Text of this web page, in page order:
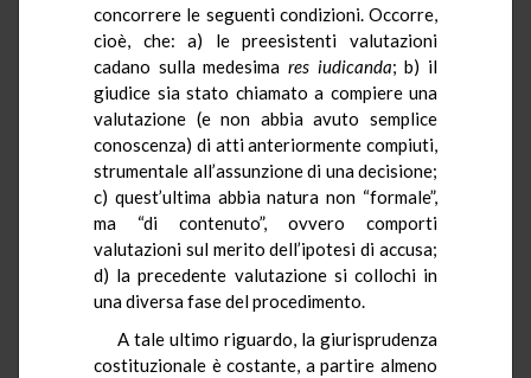
concorrere le seguenti condizioni. Occorre,
cioè, che: a) le preesistenti valutazioni
cadano sulla medesima res iudicanda; b) il
giudice sia stato chiamato a compiere una
valutazione (e non abbia avuto semplice
conoscenza) di atti anteriormente compiuti,
strumentale all’assunzione di una decisione;
c) quest’ultima abbia natura non “formale”,
ma “di contenuto”, ovvero comporti
valutazioni sul merito dell’ipotesi di accusa;
d) la precedente valutazione si collochi in
una diversa fase del procedimento.
A tale ultimo riguardo, la giurisprudenza
costituzionale è costante, a partire almeno